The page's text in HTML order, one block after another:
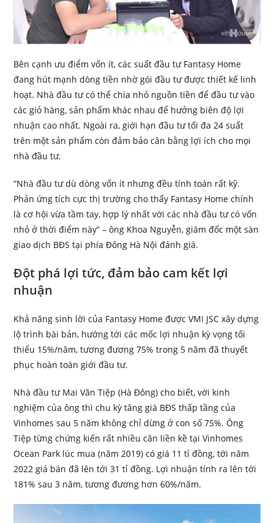
Bên cạnh ưu điểm vốn ít, các suất đầu tư Fantasy Home
đang hút mạnh dòng tiền nhờ gói đầu tư được thiết kế linh
hoạt. Nhà đầu tư có thể chia nhỏ nguồn tiền để đầu tư vào
các giỏ hàng, sản phẩm khác nhau để hưởng biên độ lợi
nhuận cao nhất. Ngoài ra, giới hạn đầu tư tối đa 24 suất
trên một sản phẩm còn đảm bảo cân bằng lợi ích cho mọi
nhà đầu tư.
“Nhà đầu tư dù dòng vốn ít nhưng đều tính toán rất kỹ.
Phản ứng tích cực thị trường cho thấy Fantasy Home chính
là cơ hội vừa tầm tay, hợp lý nhất với các nhà đầu tư có vốn
nhỏ ở thời điểm này” – ông Khoa Nguyễn, giám đốc một sàn
giao dịch BĐS tại phía Đông Hà Nội đánh giá.
Đột phá lợi tức, đảm bảo cam kết lợi
nhuận
Khả năng sinh lời của Fantasy Home được VMI JSC xây dựng
lộ trình bài bản, hướng tới các mốc lợi nhuận kỳ vọng tối
thiểu 15%/năm, tương đương 75% trong 5 năm đã thuyết
phục hoàn toàn giới đầu tư.
Nhà đầu tư Mai Văn Tiệp (Hà Đông) cho biết, với kinh
nghiệm của ông thì chu kỳ tăng giá BĐS thấp tầng của
Vinhomes sau 5 năm không chỉ dừng ở con số 75%. Ông
Tiệp từng chứng kiến rất nhiều căn liền kề tại Vinhomes
Ocean Park lúc mua (năm 2019) có giá 11 tỉ đồng, tới năm
2022 giá bán đã lên tới 31 tỉ đồng. Lợi nhuận tính ra lên tới
181% sau 3 năm, tương đương hơn 60%/năm.